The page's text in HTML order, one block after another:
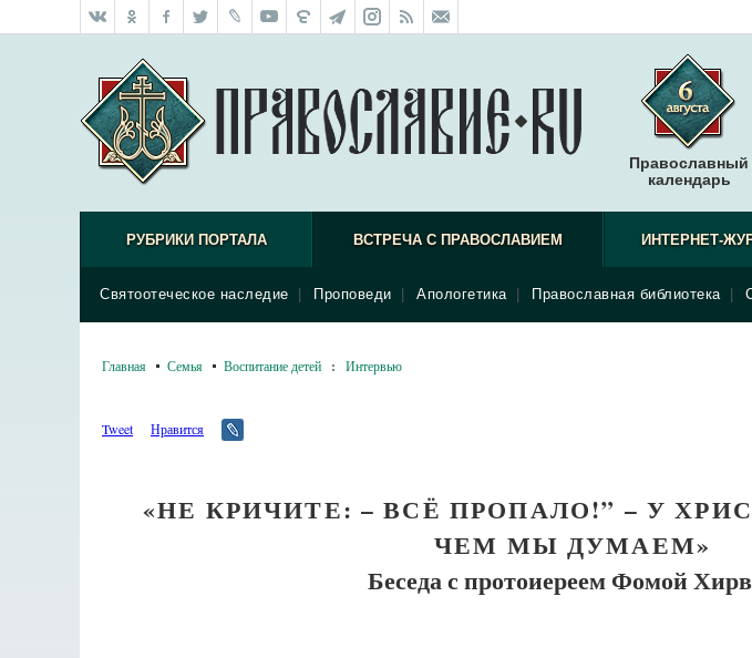
Православный
календарь
РУБРИКИ ПОРТАЛА ВСТРЕЧА С ПРАВОСЛАВИЕМ
Святоотеческое наследие Проповеди Апологетика Православная библиотека
ИНТЕРНЕТ-
Главная Семья Воспитание детей : Интервью
Tweet Нравится
«НЕ КРИЧИТЕ: – ВСЁ ПРОПАЛО!” – У
ЧЕМ МЫ ДУМАЕМ»
Беседа с протоиереем Фомой